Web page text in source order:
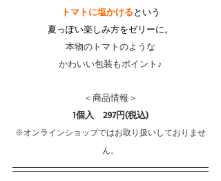
トマトに塩かけるという
夏っぽい楽しみ方をゼリーに。
本物のトマトのような
かわいい包装もポイント♪
＜商品情報＞
1個入　297円(税込)
※オンラインショップではお取り扱いしておりませ
ん。